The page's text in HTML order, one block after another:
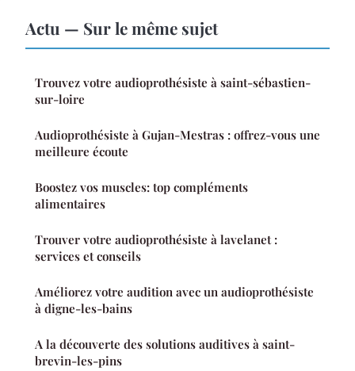
Actu — Sur le même sujet
Trouvez votre audioprothésiste à saint-sébastien-
sur-loire
Audioprothésiste à Gujan-Mestras : offrez-vous une
meilleure écoute
Boostez vos muscles: top compléments
alimentaires
Trouver votre audioprothésiste à lavelanet :
services et conseils
Améliorez votre audition avec un audioprothésiste
à digne-les-bains
A la découverte des solutions auditives à saint-
brevin-les-pins